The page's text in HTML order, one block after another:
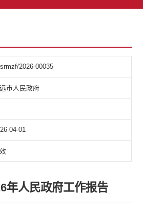
2026-00035
市人民政府
04-01
年人民政府工作报告